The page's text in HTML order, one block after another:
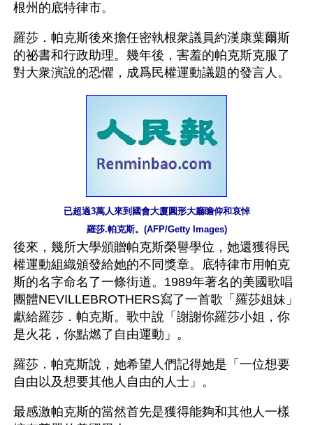
根州的底特律市。
羅莎．帕克斯後來擔任密執根衆議員約漢康葉爾斯
的祕書和行政助理。幾年後，害羞的帕克斯克服了
對大衆演說的恐懼，成爲民權運動議題的發言人。
已超過3萬人來到國會大廈圓形大廳瞻仰和哀悼
羅莎.帕克斯。(AFP/Getty Images)
後來，幾所大學頒贈帕克斯榮譽學位，她還獲得民
權運動組織頒發給她的不同獎章。底特律市用帕克
斯的名字命名了一條街道。1989年著名的美國歌唱
團體NEVILLEBROTHERS寫了一首歌「羅莎姐妹」
獻給羅莎．帕克斯。歌中說「謝謝你羅莎小姐，你
是火花，你點燃了自由運動」。
羅莎．帕克斯說，她希望人們記得她是「一位想要
自由以及想要其他人自由的人士」。
最感激帕克斯的當然首先是獲得能夠和其他人一樣